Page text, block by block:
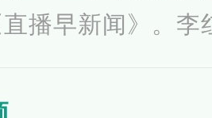
播早新闻》。李
年中央电视台